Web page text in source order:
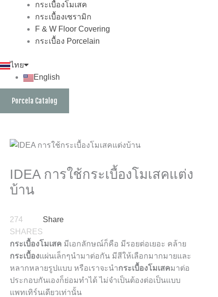
กระเบื้องโมเสค
กระเบื้องเซรามิก
F & W Floor Covering
กระเบื้อง Porcelain
ไทย
English
Porcela Catalog
IDEA การใช้กระเบื้องโมเสคแต่ง
บ้าน
274
SHARES
Share
กระเบื้องโมเสค มีเอกลักษณ์ก็คือ มีรอยต่อเยอะ คล้าย
กระเบื้องแผ่นเล็กๆนำมาต่อกัน มีสีให้เลือกมากมายและ
หลากหลายรูปแบบ หรือเราจะนำกระเบื้องโมเสคมาต่อ
ประกอบกันเองก็ย่อมทำได้ ไม่จำเป็นต้องต่อเป็นแบบ
แพทเทิร์นเดียวเท่านั้น